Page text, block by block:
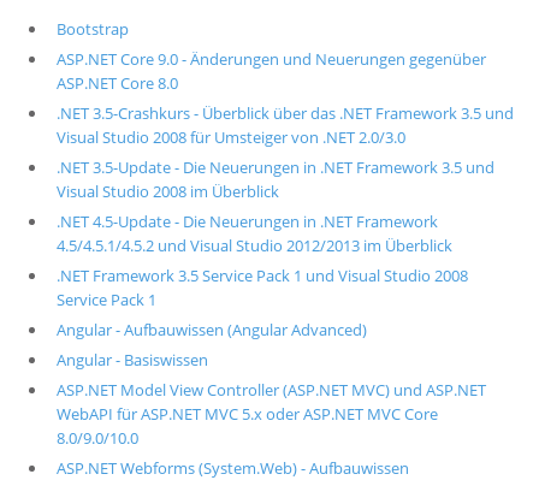
Bootstrap
ASP.NET Core 9.0 - Änderungen und Neuerungen gegenüber
ASP.NET Core 8.0
.NET 3.5-Crashkurs - Überblick über das .NET Framework 3.5 und
Visual Studio 2008 für Umsteiger von .NET 2.0/3.0
.NET 3.5-Update - Die Neuerungen in .NET Framework 3.5 und
Visual Studio 2008 im Überblick
.NET 4.5-Update - Die Neuerungen in .NET Framework
4.5/4.5.1/4.5.2 und Visual Studio 2012/2013 im Überblick
.NET Framework 3.5 Service Pack 1 und Visual Studio 2008
Service Pack 1
Angular - Aufbauwissen (Angular Advanced)
Angular - Basiswissen
ASP.NET Model View Controller (ASP.NET MVC) und ASP.NET
WebAPI für ASP.NET MVC 5.x oder ASP.NET MVC Core
8.0/9.0/10.0
ASP.NET Webforms (System.Web) - Aufbauwissen